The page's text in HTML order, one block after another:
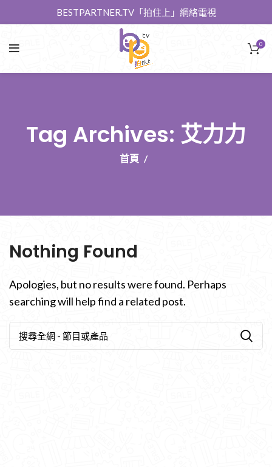
BESTPARTNER.TV「拍住上」網絡電視
0
Tag Archives: 艾力力
首頁
Nothing Found
Apologies, but no results were found. Perhaps
searching will help find a related post.